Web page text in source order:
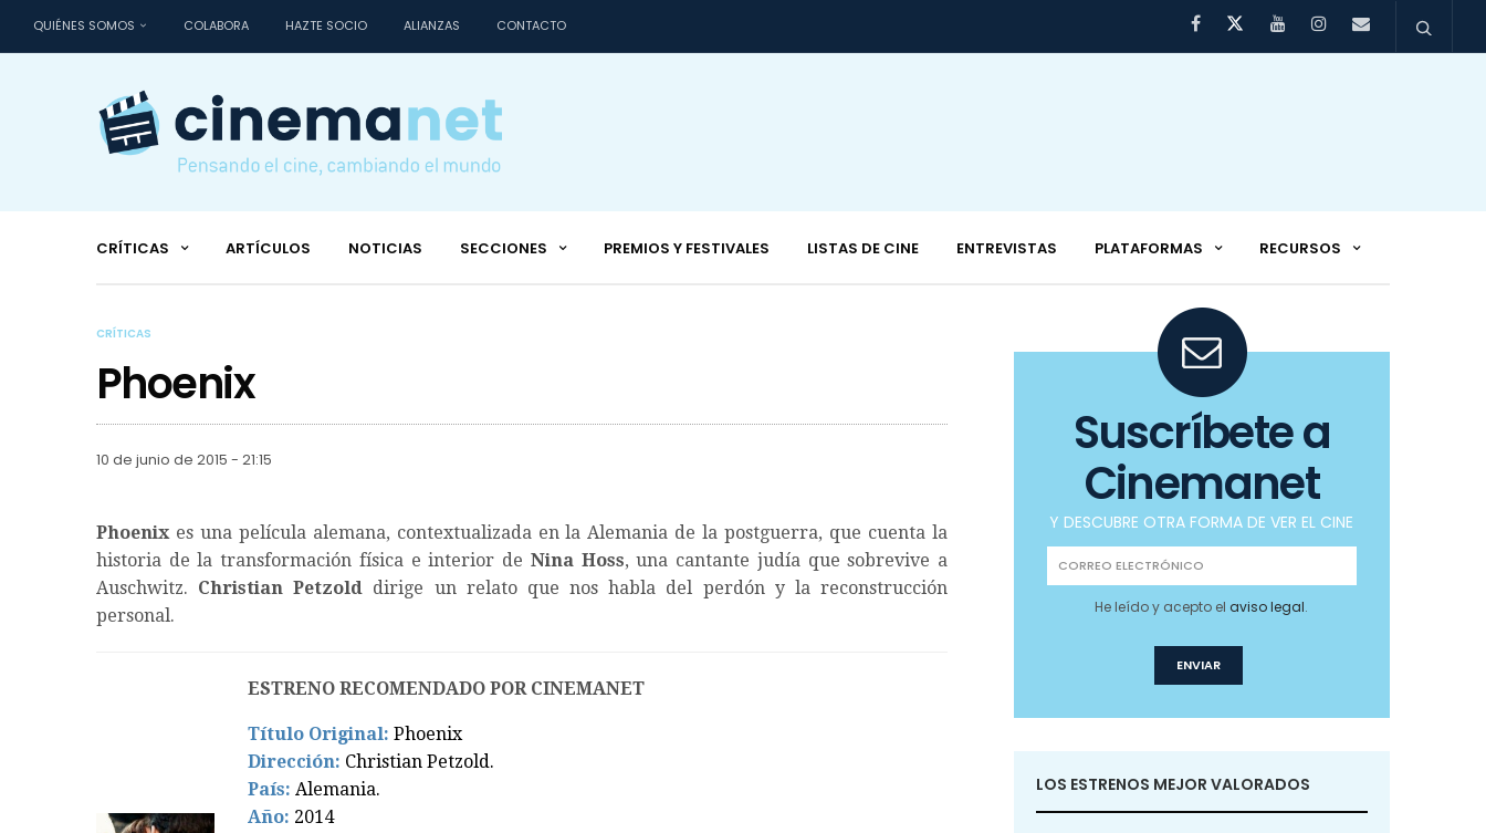
QUIÉNES SOMOS COLABORA HAZTE SOCIO ALIANZAS CONTACTO
CRÍTICAS ARTÍCULOS NOTICIAS SECCIONES PREMIOS Y FESTIVALES LISTAS DE CINE ENTREVISTAS PLATAFORMAS RECURSOS
CRÍTICAS
Phoenix
10 de junio de 2015 - 21:15
Phoenixes una película alemana, contextualizada en la Alemania de la postguerra, que cuenta la
historia de la transformación física e interior de Nina Hoss, una cantante judía que sobrevive a
Auschwitz. Christian Petzold dirige un relato que nos habla del perdón y la reconstrucción
personal.
ESTRENO RECOMENDADO POR CINEMANET
Título Original: Phoenix
Dirección: Christian Petzold.
País: Alemania.
Año: 2014
Suscríbete a
Cinemanet
Y DESCUBRE OTRA FORMA DE VER EL CINE
He leído y acepto elaviso legal.
LOS ESTRENOS MEJOR VALORADOS